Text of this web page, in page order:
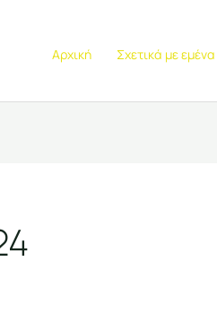
Αρχική Σχετικά με εμένα